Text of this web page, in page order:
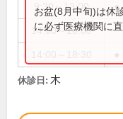
9:30～13:00 ●
14:00～18:00
お盆(8月中旬)は休
に必ず医療機関に
休診日: 木